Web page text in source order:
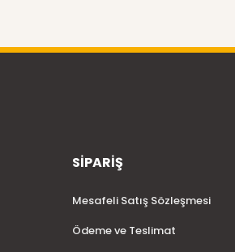
SİPARİŞ
Mesafeli Satış Sözleşmesi
Ödeme ve Teslimat